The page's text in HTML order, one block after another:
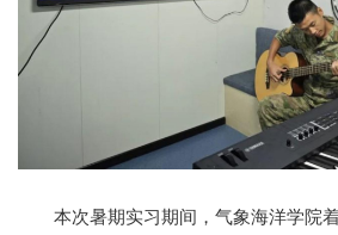
本次暑期实习期间，气象海洋学院